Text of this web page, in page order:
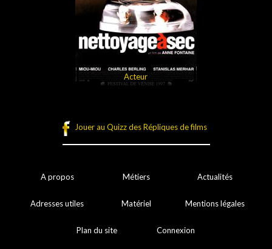
Acteur
Jouer au Quizz des Répliques de films
A propos Métiers Actualités
Adresses utiles Matériel Mentions légales
Plan du site Connexion